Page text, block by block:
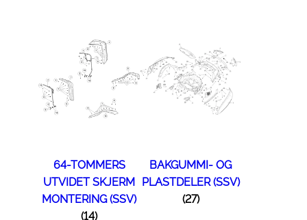
64-TOMMERS
UTVIDET SKJERM
MONTERING (SSV)
(14)
BAKGUMMI- OG
PLASTDELER (SSV)
(27)